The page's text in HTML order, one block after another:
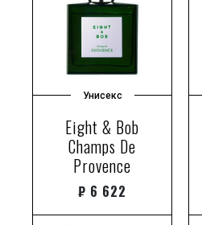
Унисекс
Eight & Bob
Champs De
Provence
₽ 6 622